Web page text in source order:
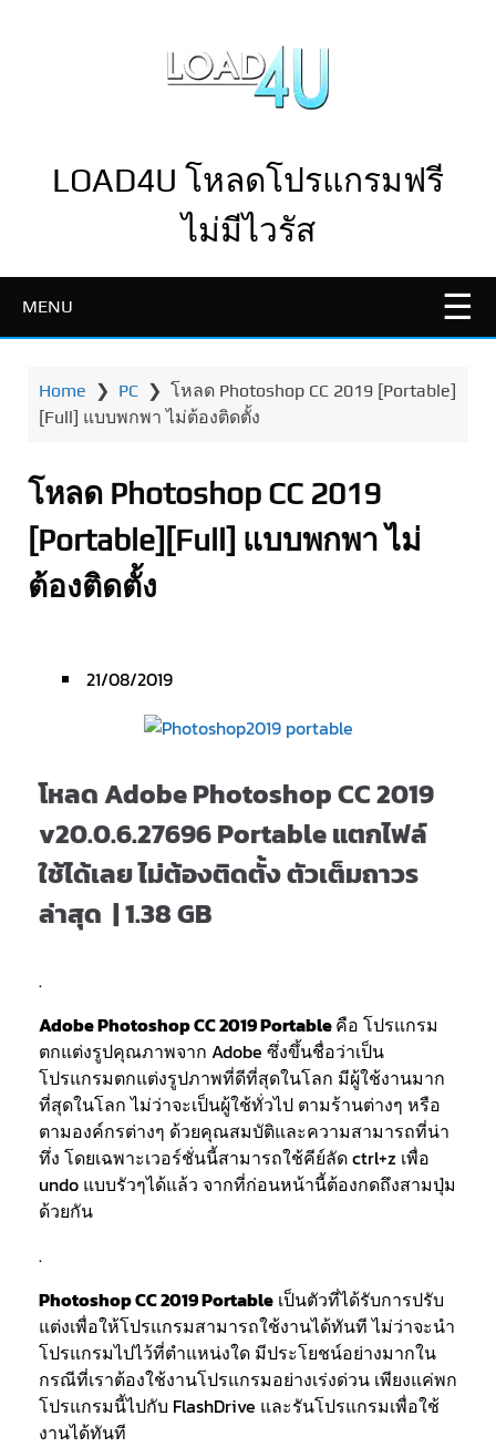
LOAD4U โหลดโปรแกรมฟรี
ไม่มีไวรัส
MENU
Home ❯ PC ❯ โหลด Photoshop CC 2019 [Portable]
[Full] แบบพกพา ไม่ต้องติดตั้ง
โหลด Photoshop CC 2019
[Portable][Full] แบบพกพา ไม่
ต้องติดตั้ง
21/08/2019
โหลด Adobe Photoshop CC 2019
v20.0.6.27696 Portable แตกไฟล์
ใช้ได้เลย ไม่ต้องติดตั้ง ตัวเต็มถาวร
ล่าสุด | 1.38 GB
.
Adobe Photoshop CC 2019 Portableคือ โปรแกรม
ตกแต่งรูปคุณภาพจาก Adobe ซึ่งขึ้นชื่อว่าเป็น
โปรแกรมตกแต่งรูปภาพที่ดีที่สุดในโลก มีผู้ใช้งานมาก
ที่สุดในโลก ไม่ว่าจะเป็นผู้ใช้ทั่วไป ตามร้านต่างๆ หรือ
ตามองค์กรต่างๆ ด้วยคุณสมบัติและความสามารถที่น่า
ทึ่ง โดยเฉพาะเวอร์ชั่นนี้สามารถใช้คีย์ลัด ctrl+z เพื่อ
undo แบบรัวๆได้แล้ว จากที่ก่อนหน้านี้ต้องกดถึงสามปุ่ม
ด้วยกัน
.
Photoshop CC 2019 Portable เป็นตัวที่ได้รับการปรับ
แต่งเพื่อให้โปรแกรมสามารถใช้งานได้ทันที ไม่ว่าจะนำ
โปรแกรมไปไว้ที่ตำแหน่งใด มีประโยชน์อย่างมากใน
กรณีที่เราต้องใช้งานโปรแกรมอย่างเร่งด่วน เพียงแค่พก
โปรแกรมนี้ไปกับ FlashDrive และรันโปรแกรมเพื่อใช้
งานได้ทันที